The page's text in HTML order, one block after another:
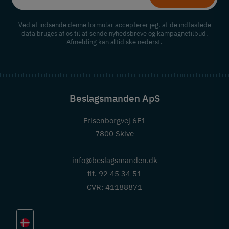
Ved at indsende denne formular accepterer jeg, at de indtastede
data bruges af os til at sende nyhedsbreve og kampagnetilbud.
Afmelding kan altid ske nederst.
Beslagsmanden ApS
Frisenborgvej 6F1
7800 Skive
info@beslagsmanden.dk
tlf. 92 45 34 51
CVR: 41188871